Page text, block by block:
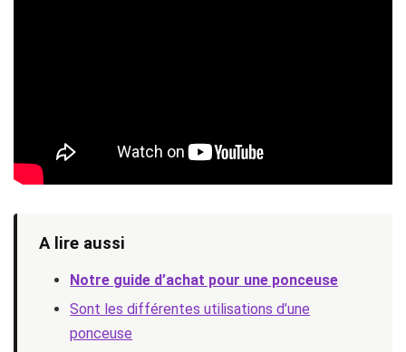
A lire aussi
Notre guide d’achat pour une ponceuse
Sont les différentes utilisations d’une
ponceuse